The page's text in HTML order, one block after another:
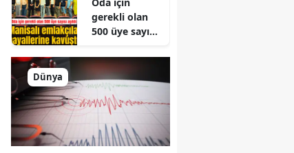
gerekli olan
500 üye sayısı
emlakçılar
hayallerine
kavuştu
Dünya